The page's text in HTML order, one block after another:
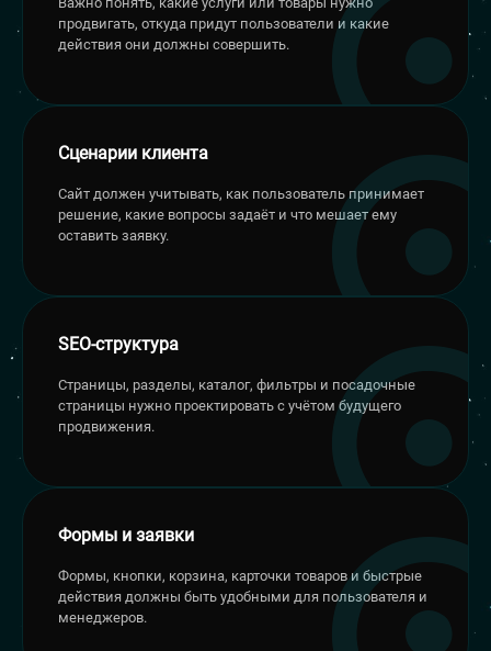
продвигать, откуда придут пользователи и какие
действия они должны совершить.
Сценарии клиента
Сайт должен учитывать, как пользователь принимает
решение, какие вопросы задаёт и что мешает ему
оставить заявку.
SEO-структура
Страницы, разделы, каталог, фильтры и посадочные
страницы нужно проектировать с учётом будущего
продвижения.
Формы и заявки
Формы, кнопки, корзина, карточки товаров и быстрые
действия должны быть удобными для пользователя и
менеджеров.